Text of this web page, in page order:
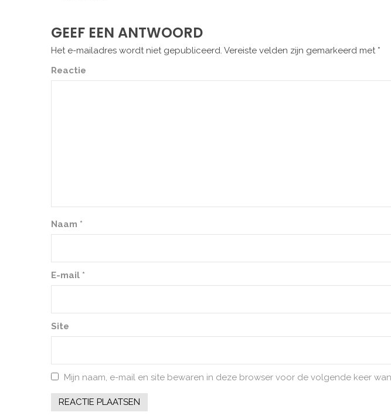
GEEF EEN ANTWOORD
Het e-mailadres wordt niet gepubliceerd. Vereiste velden zijn gemarkeerd met *
Reactie
Naam *
E-mail *
Site
Mijn naam, e-mail en site bewaren in deze browser voor de volgende keer